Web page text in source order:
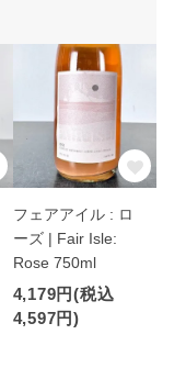
フェアアイル : ロ
ーズ | Fair Isle:
Rose 750ml
4,179円(税込
4,597円)